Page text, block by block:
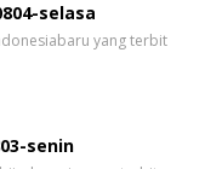
selasa
yang terbit
senin